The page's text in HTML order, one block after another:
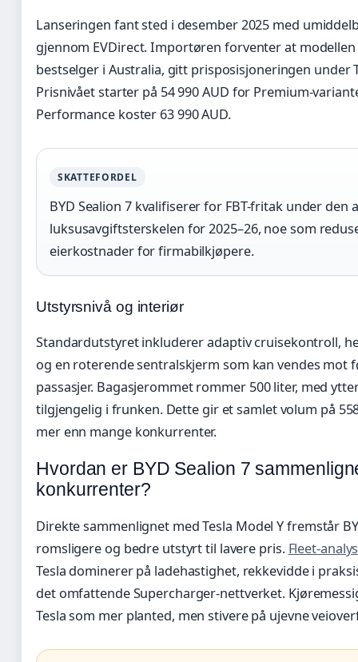
Lanseringen fant sted i desember 2025 med
gjennom EVDirect. Importøren forventer at modellen
bestselger i Australia, gitt prisposisjoneringen under
Prisnivået starter på 54 990 AUD for Premium-
Performance koster 63 990 AUD.
SKATTEFORDEL
BYD Sealion 7 kvalifiserer for FBT-fritak under den
luksusavgiftsterskelen for 2025–26, noe som
eierkostnader for firmabilkjøpere.
Utstyrsnivå og interiør
Standardutstyret inkluderer adaptiv cruisekontroll,
og en roterende sentralskjerm som kan vendes mot
passasjer. Bagasjerommet rommer 500 liter, med
tilgjengelig i frunken. Dette gir et samlet volum på
mer enn mange konkurrenter.
Hvordan er BYD Sealion 7
konkurrenter?
Direkte sammenlignet med Tesla Model Y fremstår
romsligere og bedre utstyrt til lavere pris. Fleet-
Tesla dominerer på ladehastighet, rekkevidde i
det omfattende Supercharger-nettverket.
Tesla som mer planted, men stivere på ujevne